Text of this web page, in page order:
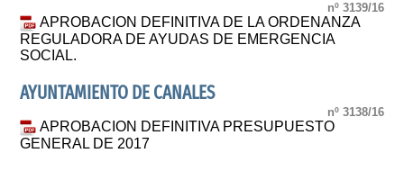
nº 3139/16
APROBACION DEFINITIVA DE LA ORDENANZA
REGULADORA DE AYUDAS DE EMERGENCIA
SOCIAL.
AYUNTAMIENTO DE CANALES
nº 3138/16
APROBACION DEFINITIVA PRESUPUESTO
GENERAL DE 2017